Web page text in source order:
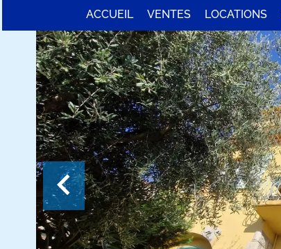
ACCUEIL VENTES LOCATIONS